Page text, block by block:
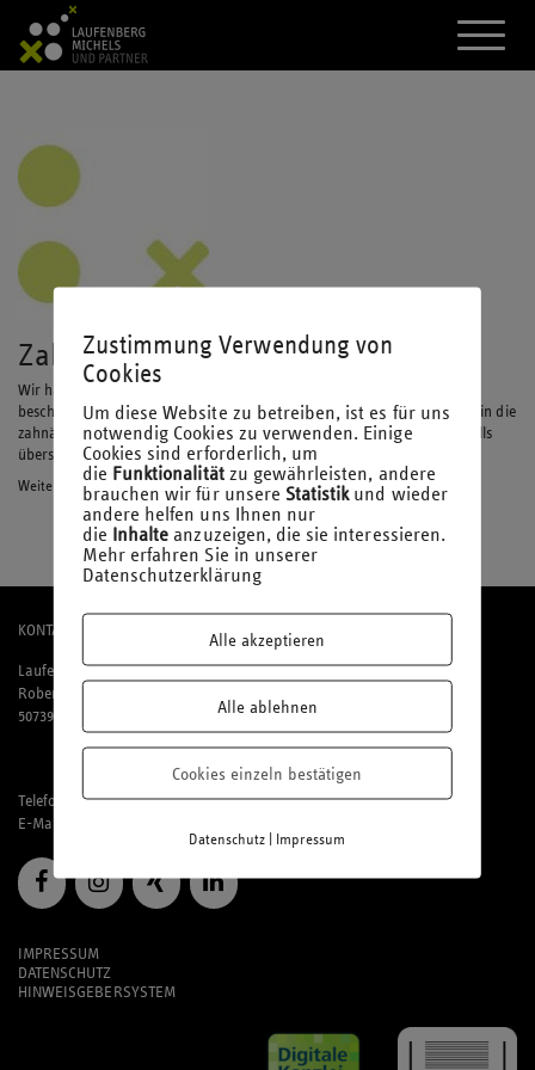
A
k
t
M
Zahnärzte als Existenzgründer
Wir haben in dieser Broschüre Themen zusammengetragen und
beschrieben, die aus unserer Sicht als Steuerberater gerade beim Start in die
zahnärztliche Selbständigkeit ganz besonders wichtig sind und keinesfalls
übersehen werden sollten. Stand: Juni 2024
Weiterlesen
KONTAKT
Laufenberg Michels und Partner mbB
Robert-Perthel-Straße 81
50739 Köln
Telefon: 02 21 / 95 74 94-0
E-Mail:
IMPRESSUM
DATENSCHUTZ
HINWEISGEBERSYSTEM
Zustimmung Verwendung von
Cookies
Um diese Website zu betreiben, ist es für uns
notwendig Cookies zu verwenden. Einige
Cookies sind erforderlich, um
die Funktionalitätzu gewährleisten, andere
brauchen wir für unsere Statistikund wieder
andere helfen uns Ihnen nur
die Inhalte anzuzeigen, die sie interessieren.
Mehr erfahren Sie in unserer
Datenschutzerklärung
Alle akzeptieren
Alle ablehnen
Cookies einzeln bestätigen
Datenschutz| Impressum